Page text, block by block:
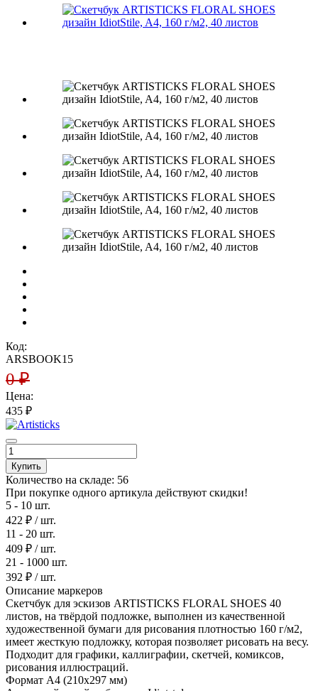
Код:
ARSBOOK15
0₽
Цена:
435 ₽
Купить
Количество на складе: 56
При покупке одного артикула действуют скидки!
5 - 10 шт.
422 ₽ / шт.
11 - 20 шт.
409 ₽ / шт.
21 - 1000 шт.
392 ₽ / шт.
Описание маркеров
Скетчбук для эскизов ARTISTICKS FLORAL SHOES 40
листов, на твёрдой подложке, выполнен из качественной
художественной бумаги для рисования плотностью 160 г/м2,
имеет жесткую подложку, которая позволяет рисовать на весу.
Подходит для графики, каллиграфии, скетчей, комиксов,
рисования иллюстраций.
Формат A4 (210х297 мм)